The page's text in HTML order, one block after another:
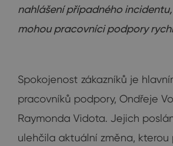
nahlášení případného
mohou pracovníci podpory
Spokojenost zákazníků je
pracovníků podpory, Ondřeje
Raymonda Vidota. Jejich
ulehčila aktuální změna, kterou